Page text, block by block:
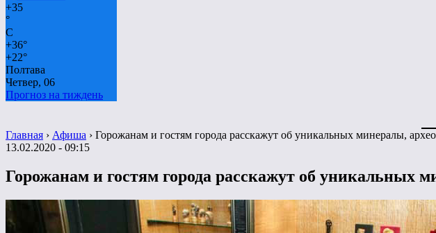
+35
°
C
+36°
+22°
Полтава
Четвер, 06
Прогноз на тиждень
Главная › Афиша › Горожанам и гостям города расскажут об уникальных минералы,
13.02.2020 - 09:15
Горожанам и гостям города расскажут об уникальных